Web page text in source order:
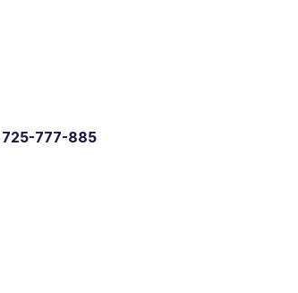
725-777-885​